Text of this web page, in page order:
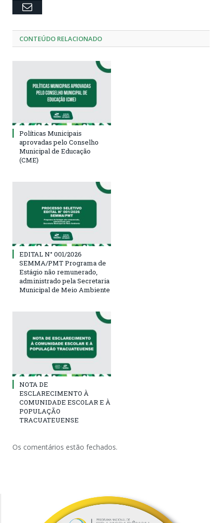
Email
CONTEÚDO RELACIONADO
Políticas Municipais
aprovadas pelo Conselho
Municipal de Educação
(CME)
EDITAL N° 001/2026
SEMMA/PMT Programa de
Estágio não remunerado,
administrado pela Secretaria
Municipal de Meio Ambiente
NOTA DE
ESCLARECIMENTO À
COMUNIDADE ESCOLAR E À
POPULAÇÃO
TRACUATEUENSE
Os comentários estão fechados.